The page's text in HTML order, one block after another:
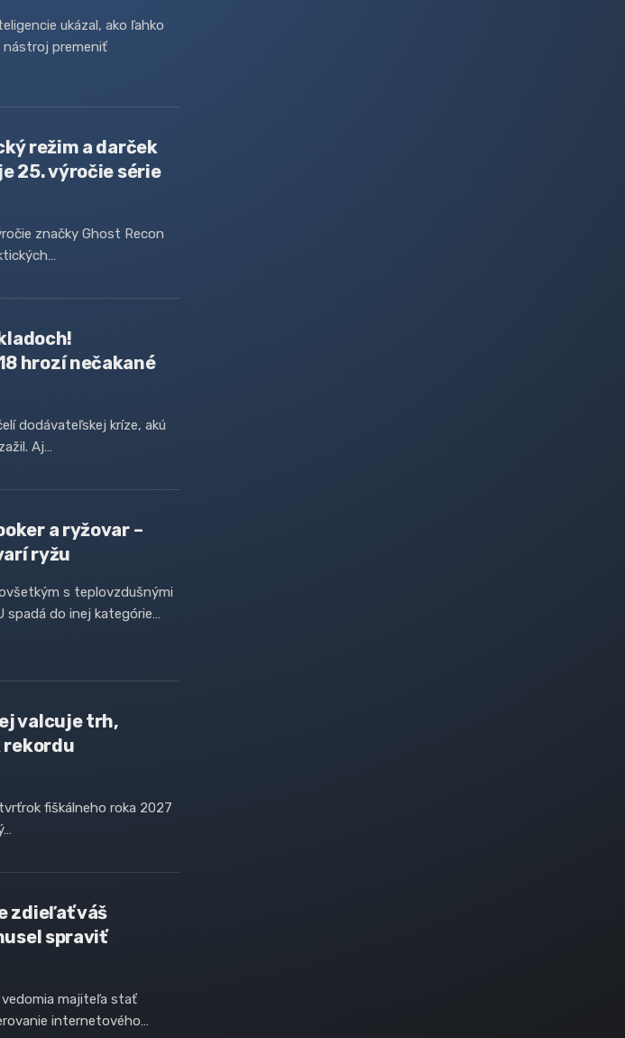
ukázal, ako ľahko
nástroj premeniť
režim a darček
25. výročie série
značky Ghost Recon
hrozí nečakané
dodávateľskej kríze, akú
Aj…
a ryžovar –
ryžu
s teplovzdušnými
spadá do inej kategórie…
valcuje trh,
rekordu
fiškálneho roka 2027
zdieľať váš
spraviť
vedomia majiteľa stať
internetového…